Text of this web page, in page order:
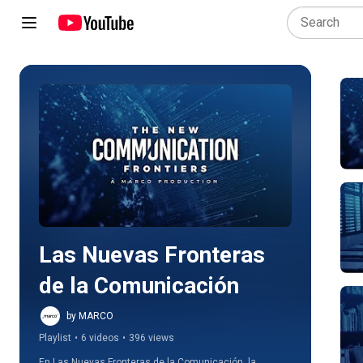
Play all
Las Nuevas Fronteras
de la Comunicación
by MARCO
Playlist • 6 videos • 396 views